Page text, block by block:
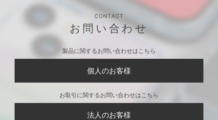
CONTACT
お問い合わせ
製品に関するお問い合わせはこちら
個人のお客様
お取引に関するお問い合わせはこちら
法人のお客様